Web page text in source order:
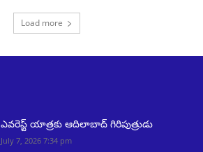
Load more
ఎవరెస్ట్ యాత్రకు ఆదిలాబాద్ గిరిపుత్రుడు
July 7, 2026 7:34 pm